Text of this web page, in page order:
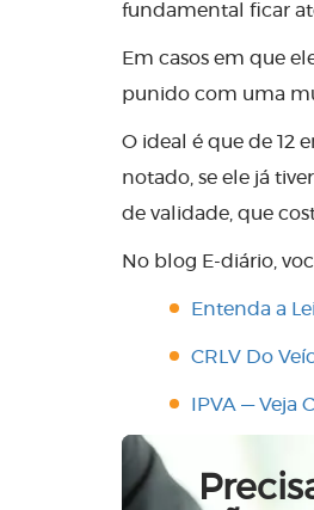
fundamental ficar
Em casos em que
punido com uma
O ideal é que de 12
notado, se ele já
de validade, que
No blog E-diário,
Entenda a
CRLV Do
IPVA — Veja